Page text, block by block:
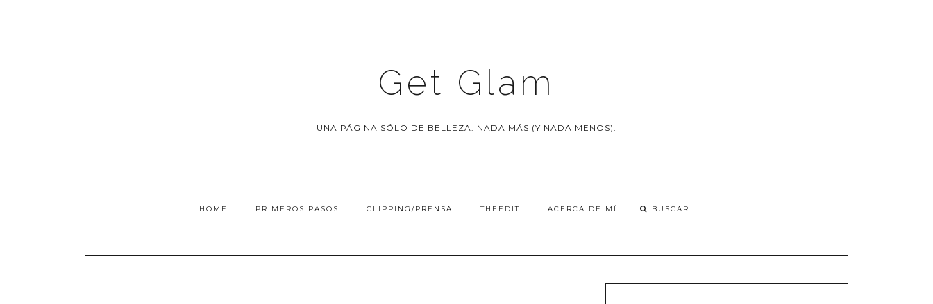
Get Glam
UNA PÁGINA SÓLO DE BELLEZA. NADA MÁS (Y NADA MENOS).
HOME PRIMEROS PASOS CLIPPING/PRENSA THEEDIT ACERCA DE MÍ